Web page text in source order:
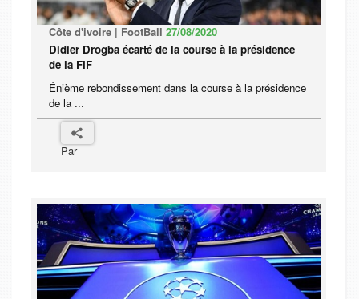
Côte d'ivoire | FootBall 27/08/2020
Didier Drogba écarté de la course à la présidence
de la FIF
Énième rebondissement dans la course à la présidence
de la ...
Par